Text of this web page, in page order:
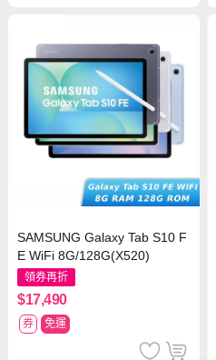
SAMSUNG Galaxy Tab S10 F
E WiFi 8G/128G(X520)
領券再折
$17,490
券 免運